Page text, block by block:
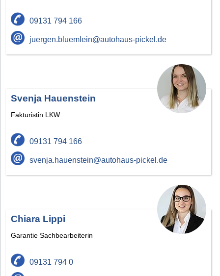
09131 794 166
juergen.bluemlein@autohaus-pickel.de
Svenja Hauenstein
Fakturistin LKW
09131 794 166
svenja.hauenstein@autohaus-pickel.de
Chiara Lippi
Garantie Sachbearbeiterin
09131 794 0